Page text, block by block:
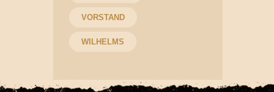
VORSTAND
WILHELMS